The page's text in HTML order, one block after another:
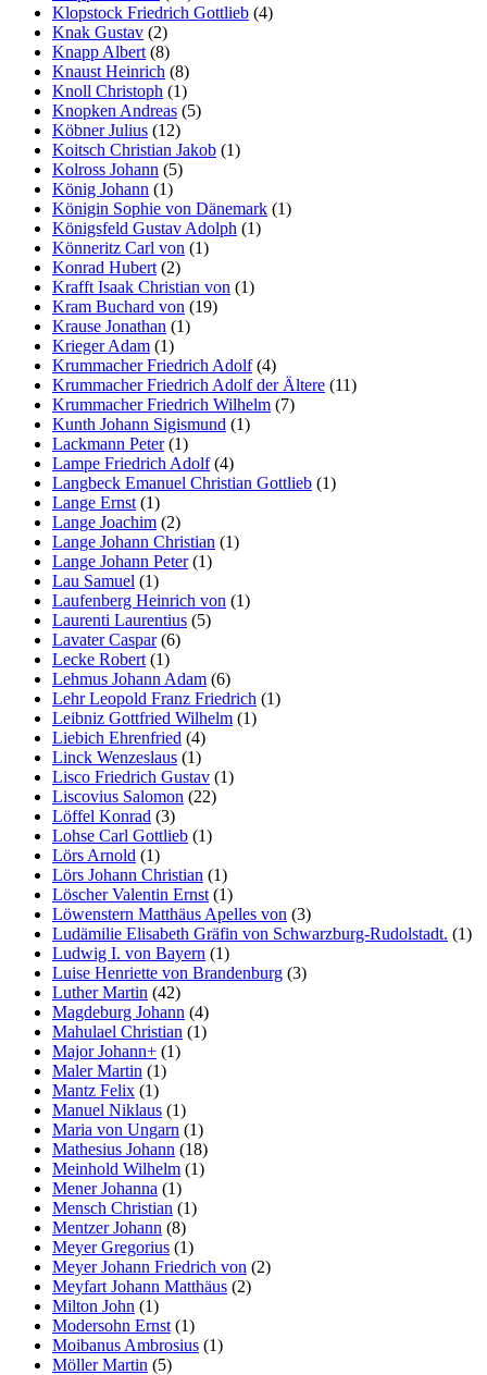
Klopstock Friedrich Gottlieb (4)
Knak Gustav (2)
Knapp Albert (8)
Knaust Heinrich (8)
Knoll Christoph (1)
Knopken Andreas (5)
Köbner Julius (12)
Koitsch Christian Jakob (1)
Kolross Johann (5)
König Johann (1)
Königin Sophie von Dänemark (1)
Königsfeld Gustav Adolph (1)
Könneritz Carl von (1)
Konrad Hubert (2)
Krafft Isaak Christian von (1)
Kram Buchard von (19)
Krause Jonathan (1)
Krieger Adam (1)
Krummacher Friedrich Adolf(4)
Krummacher Friedrich Adolf der Ältere (11)
Krummacher Friedrich Wilhelm (7)
Kunth Johann Sigismund (1)
Lackmann Peter(1)
Lampe Friedrich Adolf(4)
Langbeck Emanuel Christian Gottlieb (1)
Lange Ernst (1)
Lange Joachim (2)
Lange Johann Christian (1)
Lange Johann Peter(1)
Lau Samuel (1)
Laufenberg Heinrich von (1)
Laurenti Laurentius (5)
Lavater Caspar(6)
Lecke Robert (1)
Lehmus Johann Adam (6)
Lehr Leopold Franz Friedrich (1)
Leibniz Gottfried Wilhelm (1)
Liebich Ehrenfried (4)
Linck Wenzeslaus (1)
Lisco Friedrich Gustav (1)
Liscovius Salomon (22)
Löffel Konrad (3)
Lohse Carl Gottlieb (1)
Lörs Arnold (1)
Lörs Johann Christian (1)
Löscher Valentin Ernst (1)
Löwenstern Matthäus Apelles von (3)
Ludämilie Elisabeth Gräfin von Schwarzburg-Rudolstadt. (1)
Ludwig I. von Bayern (1)
Luise Henriette von Brandenburg (3)
Luther Martin (42)
Magdeburg Johann (4)
Mahulael Christian (1)
Major Johann+ (1)
Maler Martin (1)
Mantz Felix (1)
Manuel Niklaus (1)
Maria von Ungarn (1)
Mathesius Johann (18)
Meinhold Wilhelm (1)
Mener Johanna (1)
Mensch Christian (1)
Mentzer Johann (8)
Meyer Gregorius (1)
Meyer Johann Friedrich von (2)
Meyfart Johann Matthäus (2)
Milton John (1)
Modersohn Ernst (1)
Moibanus Ambrosius (1)
Möller Martin (5)